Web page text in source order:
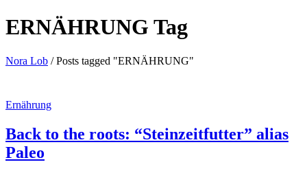
ERNÄHRUNG Tag
Nora Lob /Posts tagged "ERNÄHRUNG"
Ernährung
Back to the roots: “Steinzeitfutter” alias
Paleo